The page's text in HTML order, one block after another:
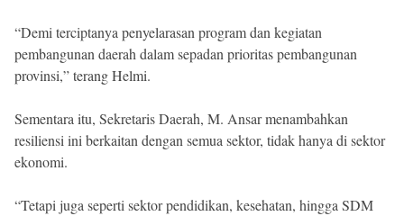
“Demi terciptanya penyelarasan program dan kegiatan
pembangunan daerah dalam sepadan prioritas pembangunan
provinsi,” terang Helmi.
Sementara itu, Sekretaris Daerah, M. Ansar menambahkan
resiliensi ini berkaitan dengan semua sektor, tidak hanya di sektor
ekonomi.
“Tetapi juga seperti sektor pendidikan, kesehatan, hingga SDM